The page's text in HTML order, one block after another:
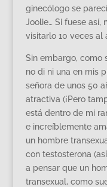
ginecólogo se
Joolie… Si fuese así,
visitarlo 10 veces al
Sin embargo, como
no di ni una en mis
señora de unos 50
atractiva (¡Pero
está dentro de mi
e increíblemente
un hombre
con testosterona
a pensar que un
transexual, como